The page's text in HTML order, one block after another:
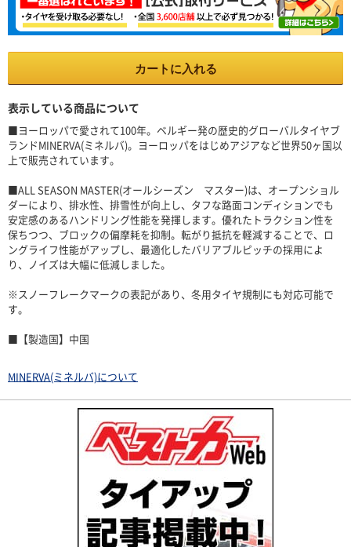
カートに入れる
表示している商品について
■ヨーロッパで愛されて100年。ベルギー発の歴史的グローバルタイヤブ
ランドMINERVA(ミネルバ)。ヨーロッパをはじめアジアなど世界50ヶ国以
上で販売されています。
■ALL SEASON MASTER(オールシーズン マスター)は、オープンショル
ダーにより、排水性、排雪性が向上し、タフな路面コンディションでも
安定感のあるハンドリング性能を発揮します。優れたトラクション性を
保ちつつ、ブロックの偏摩耗を抑制。転がり抵抗を軽減することで、ロ
ングライフ性能がアップし、最適化したバリアブルピッチの採用によ
り、ノイズは大幅に低減しました。
※スノーフレークマークの表記があり、冬用タイヤ規制にも対応可能で
す。
■【製造国】中国
MINERVA(ミネルバ)について